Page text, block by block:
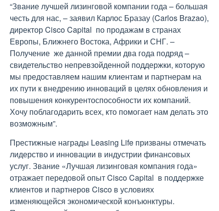
“Звание лучшей лизинговой компании года – большая
честь для нас, – заявил Карлос Бразау (Carlos Brazao),
директор Cisco Capital по продажам в странах
Европы, Ближнего Востока, Африки и СНГ. –
Получение же данной премии два года подряд –
свидетельство непревзойденной поддержки, которую
мы предоставляем нашим клиентам и партнерам на
их пути к внедрению инноваций в целях обновления и
повышения конкурентоспособности их компаний.
Хочу поблагодарить всех, кто помогает нам делать это
возможным”.
Престижные награды Leasing Life призваны отмечать
лидерство и инновации в индустрии финансовых
услуг. Звание «Лучшая лизинговая компания года»
отражает передовой опыт Cisco Capital в поддержке
клиентов и партнеров Cisco в условиях
изменяющейся экономической конъюнктуры.